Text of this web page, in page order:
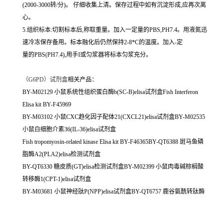
(2000-3000转/分)。 仔细收集上清。保存过程中如有沉淀形成,应再次离
心。
5.组织标本:切割标本后,称取重量。加入一定量的PBS,PH7.4。用液氮迅
速冷冻保存备用。标本融化后仍然保持2-8*C的温度。加入-定
量的PBS(PH7.4),用手I或匀浆器将标本匀浆充分。
（G6PD）试剂盒相关产品：
BY-M02129 小鼠系统性组织蛋白酶b(SC-B)elisa试剂盒Fish Interferon
Elisa kit BY-F45969
BY-M03102 小鼠CXC趋化因子配体21(CXCL21)elisa试剂盒BY-M02535
小鼠白细胞介素36(IL-36)elisa试剂盒
Fish tropomyosin-related kinase Elisa kit BY-F46365BY-QT6388 斑马鱼磷
脂酶A2(PLA2)elisa检测试剂盒
BY-QT6330 糖皮质(GT)elisa检测试剂盒BY-M02399 小鼠肉毒碱棕榈酸
转移酶1(CPT-1)elisa试剂盒
BY-M03681 小鼠神经肽P(NPP)elisa试剂盒BY-QT6757 鹿谷氨酰转肽酶